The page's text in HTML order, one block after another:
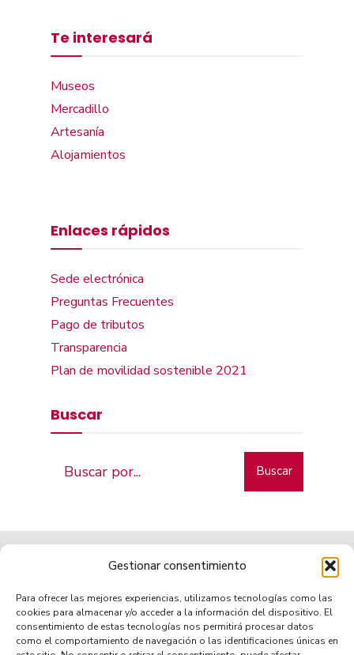
Gestionar consentimiento
Para ofrecer las mejores experiencias, utilizamos tecnologías como las
cookies para almacenar y/o acceder a la información del dispositivo. El
consentimiento de estas tecnologías nos permitirá procesar datos
como el comportamiento de navegación o las identificaciones únicas en
Te interesará
Museos
Mercadillo
Artesanía
Alojamientos
Enlaces rápidos
Sede electrónica
Preguntas Frecuentes
Pago de tributos
Transparencia
Plan de movilidad sostenible 2021
Buscar
Buscar
Municipio de tradición